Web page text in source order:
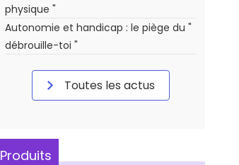
physique "
Autonomie et handicap : le piège du "
débrouille-toi "
Toutes les actus
Produits